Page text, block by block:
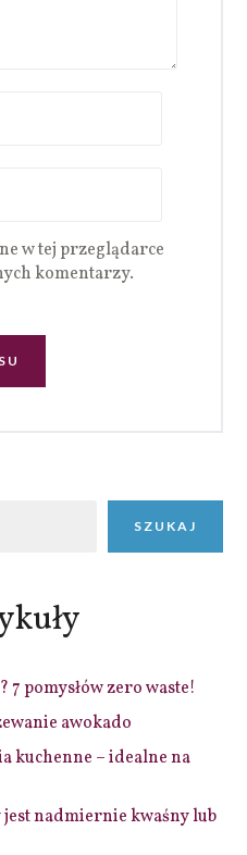
w tej przeglądarce
komentarzy.
SZUKAJ
pomysłów zero waste!
awokado
kuchenne – idealne na
nadmiernie kwaśny lub